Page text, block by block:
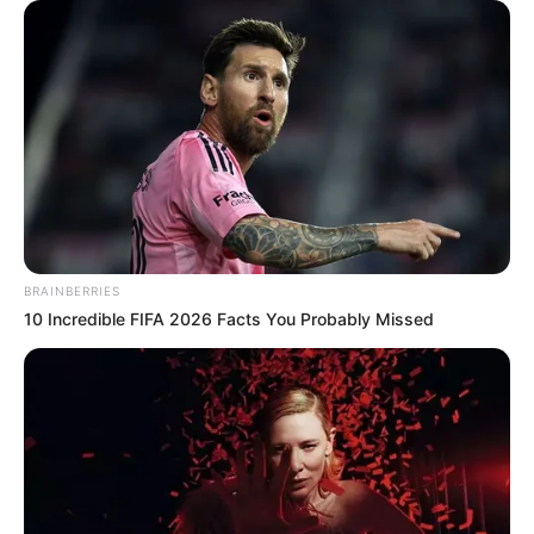
, és ha mégis megjelenik, bő ruhákba
burkolózik.🔹 Egy élő műsorban, amikor Kiara neve
került szóba,
András látványosan zavarba jött
mintha elárult volna valamit, amit még nem akart.🔹
Ismerőseik szerint a két sztár között „több lehet,
mint barátság”, és egyre több időt töltenek együtt.
A közösségi oldalak pedig lángra kaptak:
„ Biztosan baba van! ”„Kiara ruhái sokat
András arca mindent elmondott!”
A rajongók már a baba nevét
BRAINBERRIES
10 Incredible FIFA 2026 Facts You Probably Missed